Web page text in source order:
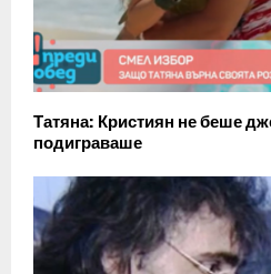
Татяна: Кристиян не беше
подиграваше